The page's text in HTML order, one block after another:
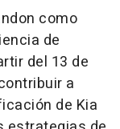
como
de
del 13 de
a
de Kia